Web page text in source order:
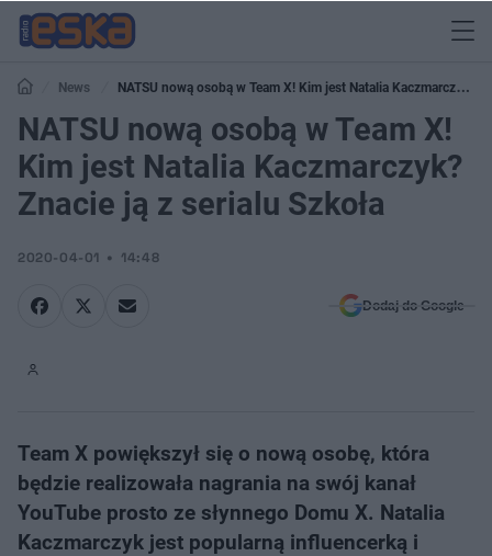
News
NATSU nową osobą w Team X! Kim jest Natalia Kaczmarczyk?
Znacie ją z serialu Szkoła
NATSU nową osobą w Team X!
Kim jest Natalia Kaczmarczyk?
Znacie ją z serialu Szkoła
2020-04-01 14:48
Dodaj do Google
Team X powiększył się o nową osobę, która
będzie realizowała nagrania na swój kanał
YouTube prosto ze słynnego Domu X. Natalia
Kaczmarczyk jest popularną influencerką i